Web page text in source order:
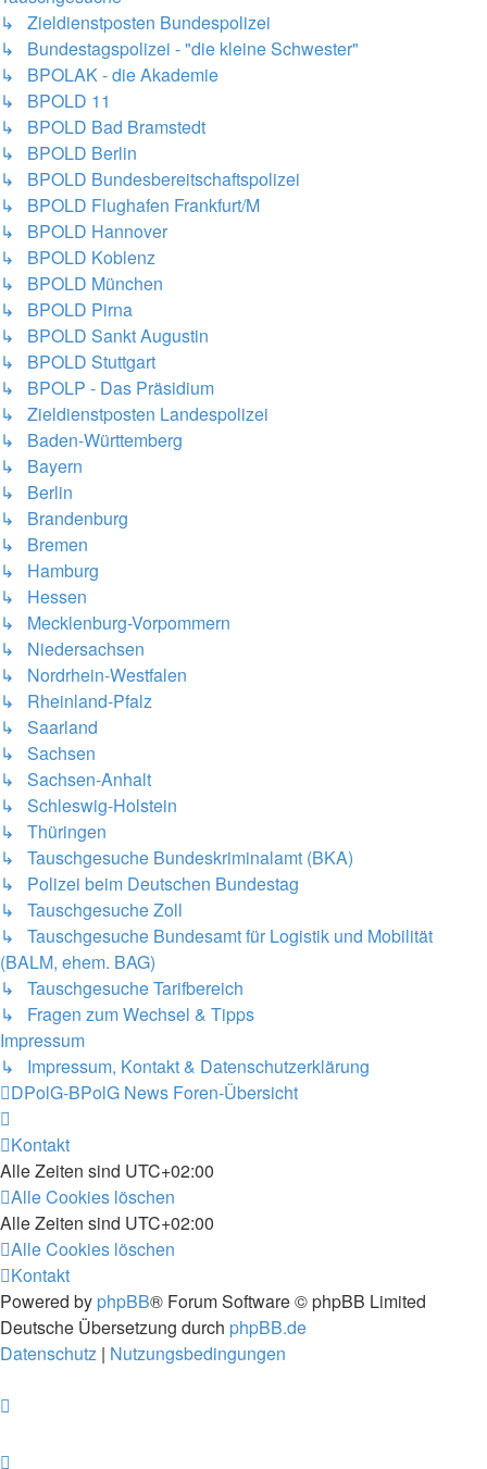
↳ Zieldienstposten Bundespolizei
↳ Bundestagspolizei - "die kleine Schwester"
↳ BPOLAK - die Akademie
↳ BPOLD 11
↳ BPOLD Bad Bramstedt
↳ BPOLD Berlin
↳ BPOLD Bundesbereitschaftspolizei
↳ BPOLD Flughafen Frankfurt/M
↳ BPOLD Hannover
↳ BPOLD Koblenz
↳ BPOLD München
↳ BPOLD Pirna
↳ BPOLD Sankt Augustin
↳ BPOLD Stuttgart
↳ BPOLP - Das Präsidium
↳ Zieldienstposten Landespolizei
↳ Baden-Württemberg
↳ Bayern
↳ Berlin
↳ Brandenburg
↳ Bremen
↳ Hamburg
↳ Hessen
↳ Mecklenburg-Vorpommern
↳ Niedersachsen
↳ Nordrhein-Westfalen
↳ Rheinland-Pfalz
↳ Saarland
↳ Sachsen
↳ Sachsen-Anhalt
↳ Schleswig-Holstein
↳ Thüringen
↳ Tauschgesuche Bundeskriminalamt (BKA)
↳ Polizei beim Deutschen Bundestag
↳ Tauschgesuche Zoll
↳ Tauschgesuche Bundesamt für Logistik und Mobilität
(BALM, ehem. BAG)
↳ Tauschgesuche Tarifbereich
↳ Fragen zum Wechsel & Tipps
Impressum
↳ Impressum, Kontakt & Datenschutzerklärung
DPolG-BPolG News Foren-Übersicht
Kontakt
Alle Zeiten sind UTC+02:00
Alle Cookies löschen
Alle Zeiten sind UTC+02:00
Alle Cookies löschen
Kontakt
Powered by phpBB® Forum Software © phpBB Limited
Deutsche Übersetzung durch phpBB.de
Datenschutz | Nutzungsbedingungen